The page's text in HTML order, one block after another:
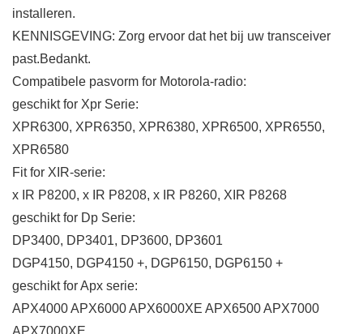
installeren.
KENNISGEVING: Zorg ervoor dat het bij uw transceiver
past.Bedankt.
Compatibele pasvorm for Motorola-radio:
geschikt for Xpr Serie:
XPR6300, XPR6350, XPR6380, XPR6500, XPR6550,
XPR6580
Fit for XIR-serie:
x IR P8200, x IR P8208, x IR P8260, XIR P8268
geschikt for Dp Serie:
DP3400, DP3401, DP3600, DP3601
DGP4150, DGP4150 +, DGP6150, DGP6150 +
geschikt for Apx serie:
APX4000 APX6000 APX6000XE APX6500 APX7000